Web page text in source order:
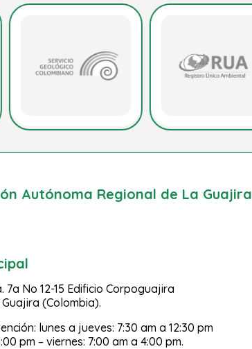
Autónoma Regional de La Guajira
7a No 12-15 Edificio Corpoguajira
(Colombia).
lunes a jueves: 7:30 am a 12:30 pm
pm – viernes: 7:00 am a 4:00 pm.